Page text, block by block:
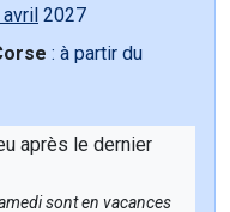
2027
: à partir du
après le dernier
sont en vacances